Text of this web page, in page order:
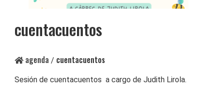
cuentacuentos
agenda / cuentacuentos
Sesión de cuentacuentos a cargo de Judith Lirola.